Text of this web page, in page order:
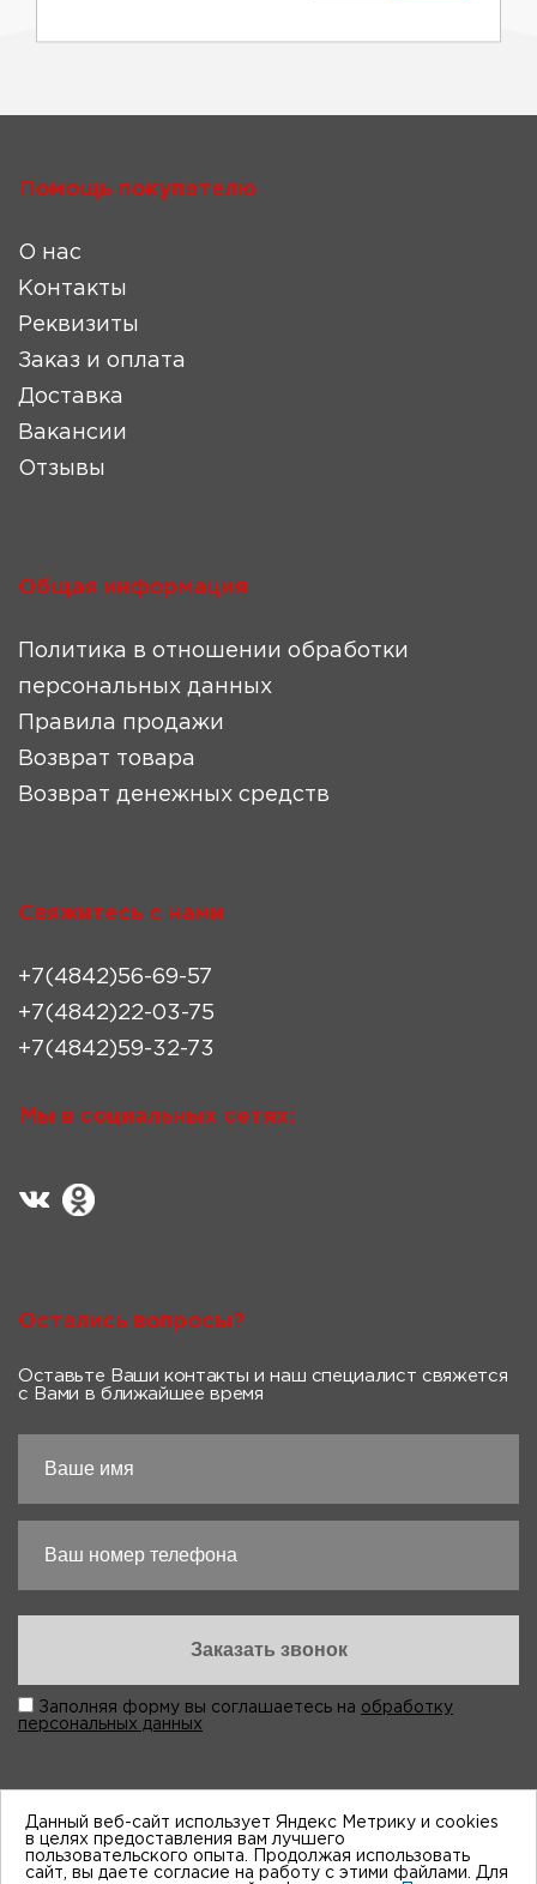
Помощь покупателю
О нас
Контакты
Реквизиты
Заказ и оплата
Доставка
Вакансии
Отзывы
Общая информация
Политика в отношении обработки
персональных данных
Правила продажи
Возврат товара
Возврат денежных средств
Свяжитесь с нами
+7(4842)56-69-57
+7(4842)22-03-75
+7(4842)59-32-73
Мы в социальных сетях:
Остались вопросы?
Оставьте Ваши контакты и наш специалист свяжется
с Вами в ближайшее время
Заполняя форму вы соглашаетесь на обработку
персональных данных
“Виктория-Авто”, 1998-2026
Данный веб-сайт использует Яндекс Метрику и cookies
в целях предоставления вам лучшего
пользовательского опыта. Продолжая использовать
сайт, вы даете согласие на работу с этими файлами. Для